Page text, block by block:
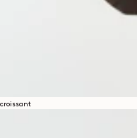
croissant